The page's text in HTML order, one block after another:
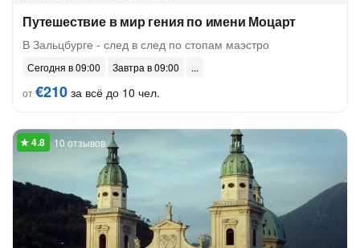
Путешествие в мир гения по имени Моцарт
В Зальцбурге - след в след по стопам маэстро
Сегодня в 09:00
Завтра в 09:00
от€210 за всё до 10 чел.
10 отзывов